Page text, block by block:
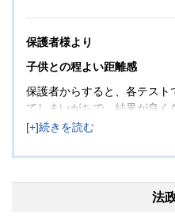
保護者様より
子供との程よい距離感
保護者からすると、各テスト
てしまいがちで、結果が良
ることもありました。しかし
ました。もしかしたら逆効
ては本人に任せるようにし
たことなので、最後は本人
法